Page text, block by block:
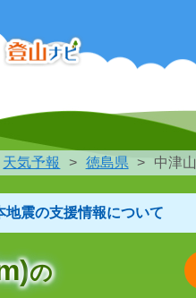
天気予報 徳島県 中津山
地震の支援情報について
の